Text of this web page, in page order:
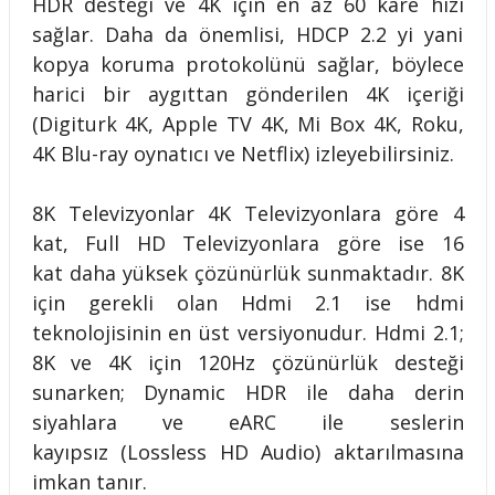
sağlar. Daha da önemlisi, HDCP 2.2 yi yani
kopya koruma protokolünü sağlar, böylece
harici bir aygıttan gönderilen 4K içeriği
(Digiturk 4K, Apple TV 4K, Mi Box 4K, Roku,
4K Blu-ray oynatıcı ve Netflix) izleyebilirsiniz.
8K Televizyonlar 4K Televizyonlara göre 4
kat, Full HD Televizyonlara göre ise 16
kat daha yüksek çözünürlük sunmaktadır. 8K
için gerekli olan Hdmi 2.1 ise hdmi
teknolojisinin en üst versiyonudur. Hdmi 2.1;
8K ve 4K için 120Hz çözünürlük desteği
sunarken; Dynamic HDR ile daha derin
siyahlara ve eARC ile seslerin
kayıpsız (Lossless HD Audio) aktarılmasına
imkan tanır.